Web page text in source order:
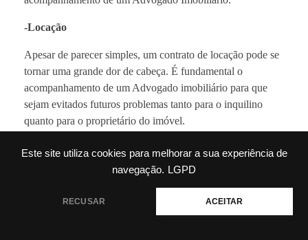
Este site utiliza cookies para melhorar a sua experiência de
navegação. LGPD
RECUSAR ACEITAR
-Locação
Apesar de parecer simples, um contrato de locação pode se
tornar uma grande dor de cabeça. É fundamental o
acompanhamento de um Advogado imobiliário para que
sejam evitados futuros problemas tanto para o inquilino
quanto para o proprietário do imóvel.
Tivemos uma mudança em nosso Código Penal no ano
passado, as dívidas de aluguel podem ser executadas e
bens do devedor. Portanto, é cada vez mais comum
inquilinos que atrasam o aluguel terem seus bens
💬 Precisa de ajuda?